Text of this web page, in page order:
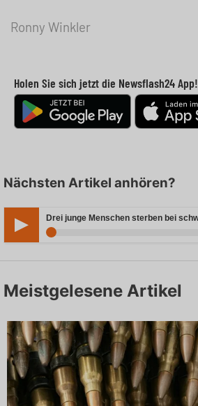
Ronny Winkler
Holen Sie sich jetzt die Newsflash24 App!
Nächsten Artikel anhören?
Meistgelesene Artikel